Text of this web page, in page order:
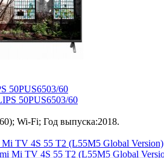
50PUS6503/60
Wi-Fi; Год выпуска:2018.
Mi TV 4S 55 T2 (L55M5 Global Version)